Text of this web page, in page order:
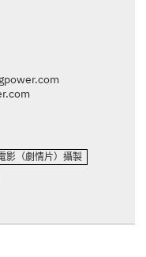
影（劇情片）攝製